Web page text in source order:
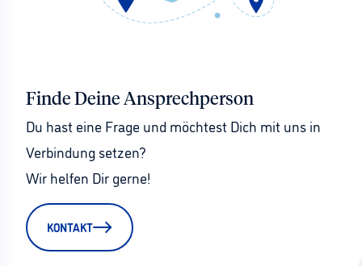
Finde Deine Ansprechperson
Du hast eine Frage und möchtest Dich mit uns in
Verbindung setzen?
Wir helfen Dir gerne!
KONTAKT